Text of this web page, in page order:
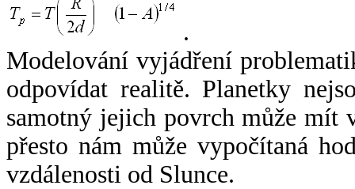
.
Modelování vyjádření
odpovídat realitě. Planetky
samotný jejich povrch může mít
přesto nám může vypočítaná
vzdálenosti od Slunce.